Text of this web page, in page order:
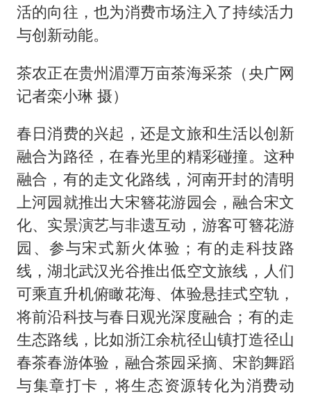
活的向往，也为消费市场注入了持续活力
与创新动能。
茶农正在贵州湄潭万亩茶海采茶（央广网
记者栾小琳 摄）
春日消费的兴起，还是文旅和生活以创新
融合为路径，在春光里的精彩碰撞。这种
融合，有的走文化路线，河南开封的清明
上河园就推出大宋簪花游园会，融合宋文
化、实景演艺与非遗互动，游客可簪花游
园、参与宋式新火体验；有的走科技路
线，湖北武汉光谷推出低空文旅线，人们
可乘直升机俯瞰花海、体验悬挂式空轨，
将前沿科技与春日观光深度融合；有的走
生态路线，比如浙江余杭径山镇打造径山
春茶春游体验，融合茶园采摘、宋韵舞蹈
与集章打卡，将生态资源转化为消费动